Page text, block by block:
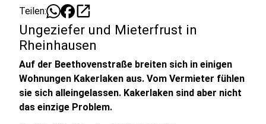
Teilen: open_in_new
Ungeziefer und Mieterfrust in
Rheinhausen
Auf der Beethovenstraße breiten sich in einigen
Wohnungen Kakerlaken aus. Vom Vermieter fühlen
sie sich alleingelassen. Kakerlaken sind aber nicht
das einzige Problem.